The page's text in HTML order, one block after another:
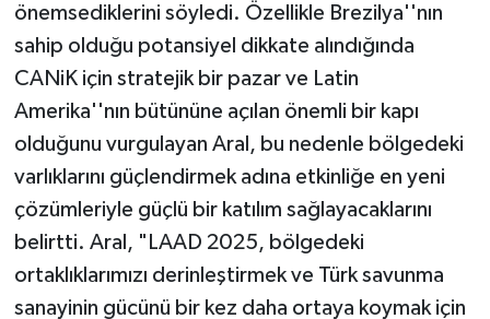
önemsediklerini söyledi. Özellikle Brezilya''nın
sahip olduğu potansiyel dikkate alındığında
CANiK için stratejik bir pazar ve Latin
Amerika''nın bütününe açılan önemli bir kapı
olduğunu vurgulayan Aral, bu nedenle bölgedeki
varlıklarını güçlendirmek adına etkinliğe en yeni
çözümleriyle güçlü bir katılım sağlayacaklarını
belirtti. Aral, "LAAD 2025, bölgedeki
ortaklıklarımızı derinleştirmek ve Türk savunma
sanayinin gücünü bir kez daha ortaya koymak için